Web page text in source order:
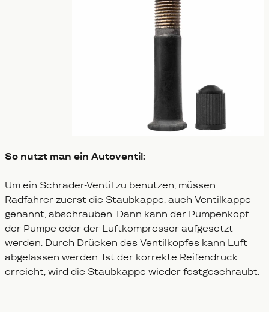
So nutzt man ein Autoventil:
Um ein Schrader-Ventil zu benutzen, müssen
Radfahrer zuerst die Staubkappe, auch Ventilkappe
genannt, abschrauben. Dann kann der Pumpenkopf
der Pumpe oder der Luftkompressor aufgesetzt
werden. Durch Drücken des Ventilkopfes kann Luft
abgelassen werden. Ist der korrekte Reifendruck
erreicht, wird die Staubkappe wieder festgeschraubt.